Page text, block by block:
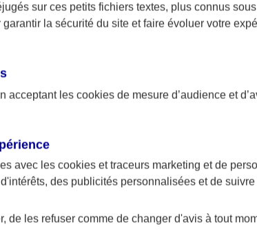
sur ces petits fichiers textes, plus connus
la sécurité du site et faire évoluer votre
acceptant les cookies de mesure d’audience et
avec les cookies et traceurs marketing et de
des publicités personnalisées et de
de les refuser comme de changer d'avis à tout